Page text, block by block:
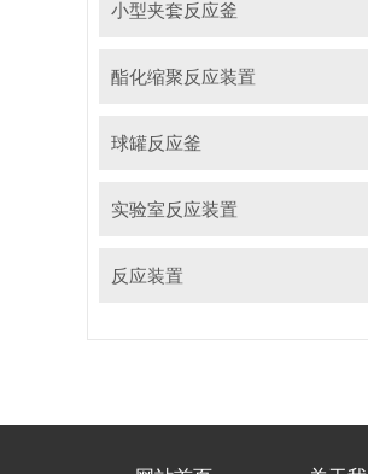
小型夹套反应釜
酯化缩聚反应装置
球罐反应釜
实验室反应装置
反应装置